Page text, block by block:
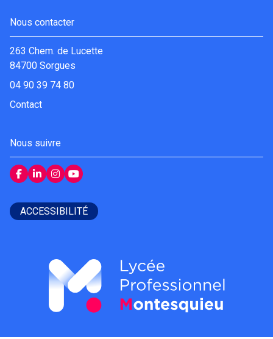
Nous contacter
263 Chem. de Lucette
84700 Sorgues
04 90 39 74 80
Contact
Nous suivre
ACCESSIBILITÉ